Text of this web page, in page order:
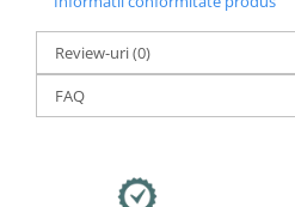
Etrieri
Cabluri de frână
Manete de frână
Review-uri(0)
FAQ